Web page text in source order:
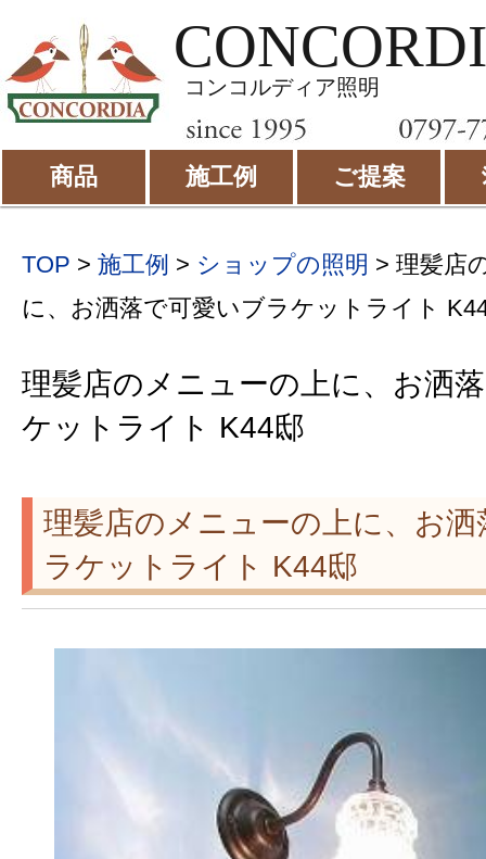
コンコルディア照明
商品 施工例 ご提案
TOP > 施工例 > ショップの照明 > 理髪店
に、お洒落で可愛いブラケットライト
理髪店のメニューの上に、お洒
ケットライト K44邸
理髪店のメニューの上に、お
ラケットライト K44邸